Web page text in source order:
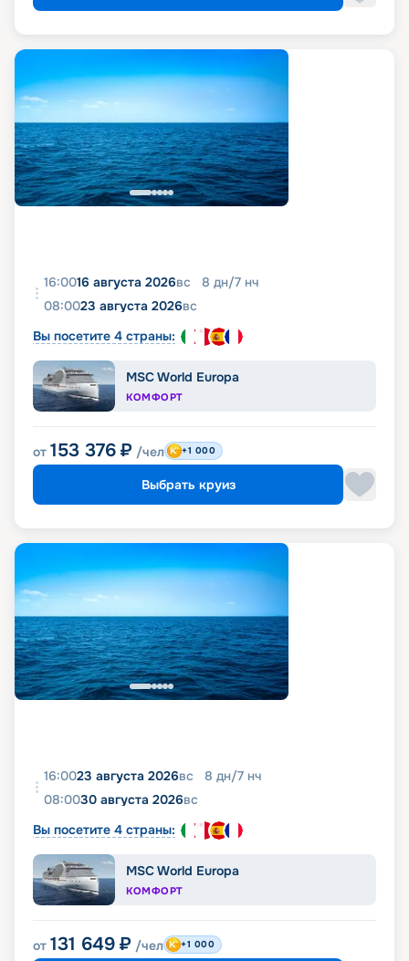
16:0016 августа 2026вс 8 дн/7 нч
08:0023 августа 2026вс
Вы посетите 4 страны:
MSC World Europa
КОМФОРТ
от 153 376 ₽ /чел +1 000
Выбрать круиз
16:0023 августа 2026вс 8 дн/7 нч
08:0030 августа 2026вс
Вы посетите 4 страны:
MSC World Europa
КОМФОРТ
от 131 649 ₽ /чел +1 000